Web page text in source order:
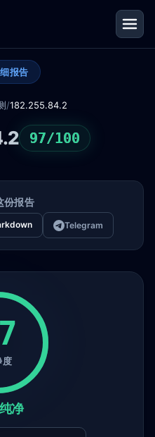
报告
/182.255.84.2
97/100
份报告
Telegram
度
净